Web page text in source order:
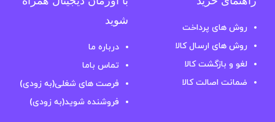
روش های پرداخت
روش های ارسال کالا
لغو و بازگشت کالا
ضمانت اصالت کالا
شوید
درباره ما
تماس باما
فرصت های شغلی(به زودی)
فروشنده شوید(به زودی)